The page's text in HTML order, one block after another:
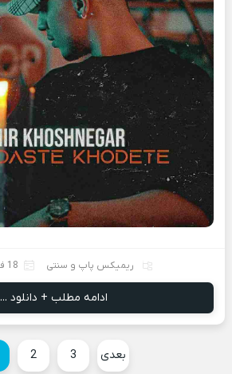
ریمیکس پاپ و سنتی 18 فوریه 2025
ادامه مطلب + دانلود ...
2 3 بعدی